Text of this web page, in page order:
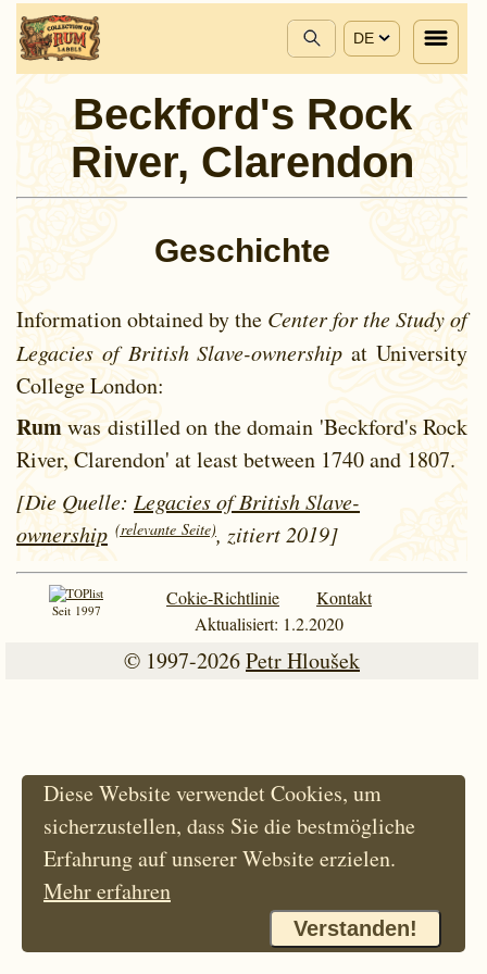
DE
Beckford's Rock
River, Clarendon
Geschichte
Information obtained by the Center for the Study of
Legacies of British Slave-ownership at University
College London:
Rumwas distilled on the domain 'Beckford's Rock
River, Clarendon' at least between 1740 and 1807.
[Die Quelle: Legacies of British Slave-
ownership (relevante Seite), zitiert 2019]
Seit 1997
Cokie-Richtlinie
Kontakt
Aktualisiert: 1.2.2020
© 1997-2026Petr Hloušek
Diese Website verwendet Cookies, um
sicherzustellen, dass Sie die bestmögliche
Erfahrung auf unserer Website erzielen.
Mehr erfahren
Verstanden!